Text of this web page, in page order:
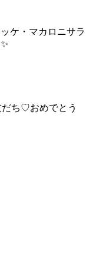
ケ・マカロニサラ
ち♡おめでとう